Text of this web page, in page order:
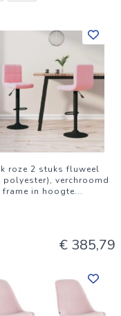
roze 2 stuks fluweel
polyester), verchroomd
frame in hoogte...
€ 385,79